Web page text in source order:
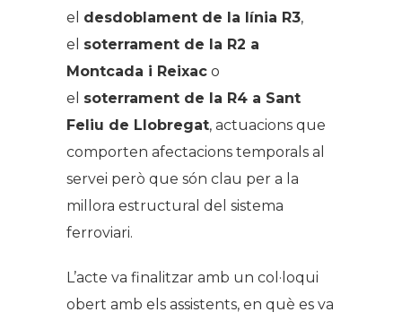
el desdoblament de la línia R3,
el soterrament de la R2 a
Montcada i Reixac o
el soterrament de la R4 a Sant
Feliu de Llobregat, actuacions que
comporten afectacions temporals al
servei però que són clau per a la
millora estructural del sistema
ferroviari.
L’acte va finalitzar amb un col·loqui
obert amb els assistents, en què es va